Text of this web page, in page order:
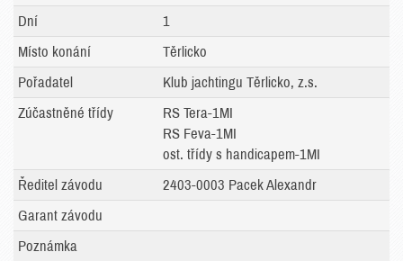
Dní
1
Místo konání
Těrlicko
Pořadatel
Klub jachtingu Těrlicko, z.s.
Zúčastněné třídy
RS Tera-1MI
RS Feva-1MI
ost. třídy s handicapem-1MI
Ředitel závodu
2403-0003 Pacek Alexandr
Garant závodu
Poznámka